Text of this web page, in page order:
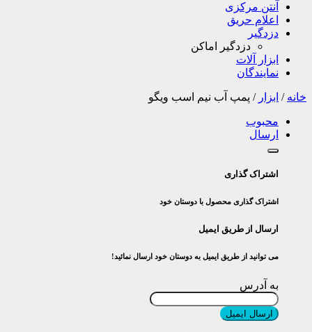
آنتن مرکزی
اعلام حریق
دزدگیر
دزدگیر اماکن
ابزار آلات
نمایندگان
خانه / ابزار / پمپ آب نیم اسب ویگو‌
محبوب
ارسال
اشتراک گذاری
اشتراک گذاری محصول با دوستان خود
ارسال از طریق ایمیل
می توانید از طریق ایمیل به دوستان خود ارسال نمائید!
به آدرس
ارسال ایمیل